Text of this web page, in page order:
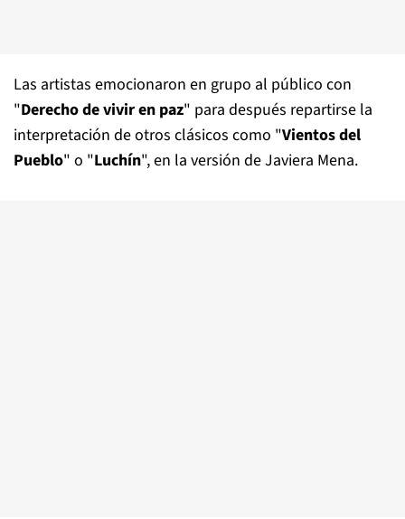
Las artistas emocionaron en grupo al público con
"Derecho de vivir en paz" para después repartirse la
interpretación de otros clásicos como "Vientos del
Pueblo" o "Luchín", en la versión de Javiera Mena.